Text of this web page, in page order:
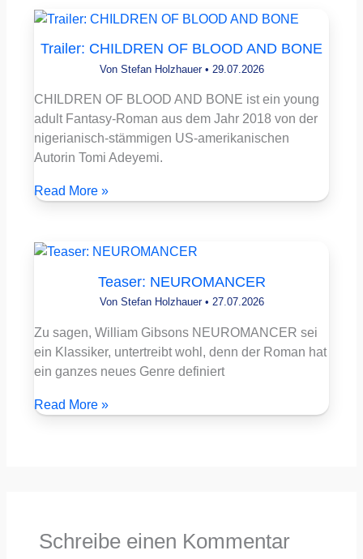
Trailer: CHILDREN OF BLOOD AND BONE
Von Stefan Holzhauer • 29.07.2026
CHILDREN OF BLOOD AND BONE ist ein young
adult Fantasy-Roman aus dem Jahr 2018 von der
nigerianisch-stämmigen US-amerikanischen
Autorin Tomi Adeyemi.
Read More »
Teaser: NEUROMANCER
Von Stefan Holzhauer • 27.07.2026
Zu sagen, William Gibsons NEUROMANCER sei
ein Klassiker, untertreibt wohl, denn der Roman hat
ein ganzes neues Genre definiert
Read More »
Schreibe einen Kommentar